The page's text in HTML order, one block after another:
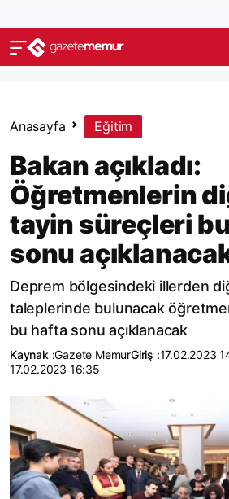
Anasayfa Eğitim
Bakan açıkladı:
Öğretmenlerin
tayin süreçleri
sonu
Deprem bölgesindeki illerden
taleplerinde bulunacak
bu hafta sonu açıklanacak
Kaynak :Gazete MemurGiriş :17.02.2023
17.02.2023 16:35